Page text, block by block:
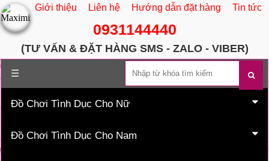
Giới thiệu Liên hệ Hướng dẫn đặt hàng Tin tức
0931144440
(TƯ VẤN & ĐẶT HÀNG SMS - ZALO - VIBER)
☰
Trang chủ
Đồ Chơi Tình Dục Cho Nữ
Đồ Chơi Tình Dục Cho Nam